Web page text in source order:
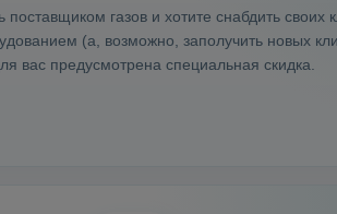
поставщиком газов и хотите снабдить своих
(а, возможно, заполучить новых
вас предусмотрена специальная скидка.